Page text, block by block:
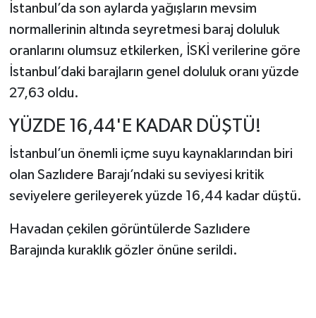
İstanbul’da son aylarda yağışların mevsim
normallerinin altında seyretmesi baraj doluluk
oranlarını olumsuz etkilerken, İSKİ verilerine göre
İstanbul’daki barajların genel doluluk oranı yüzde
27,63 oldu.
YÜZDE 16,44'E KADAR DÜŞTÜ!
İstanbul’un önemli içme suyu kaynaklarından biri
olan Sazlıdere Barajı’ndaki su seviyesi kritik
seviyelere gerileyerek yüzde 16,44 kadar düştü.
Havadan çekilen görüntülerde Sazlıdere
Barajında kuraklık gözler önüne serildi.